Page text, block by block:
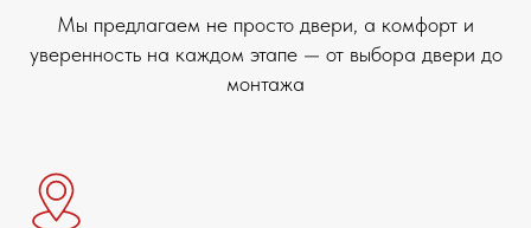
Мы предлагаем не просто двери, а комфорт и
уверенность на каждом этапе — от выбора двери до
монтажа